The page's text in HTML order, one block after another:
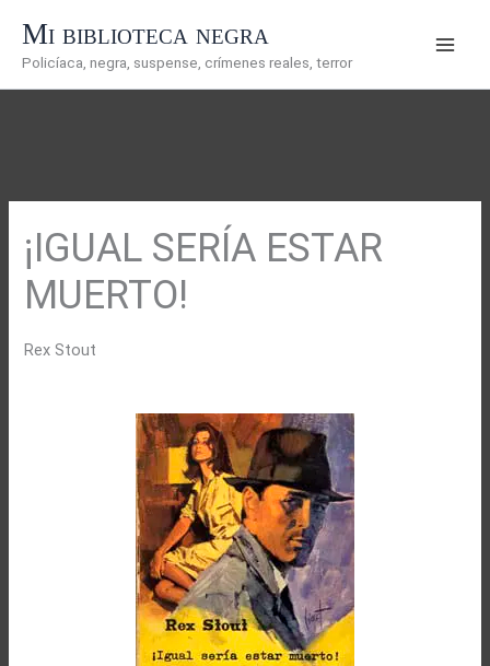
contenido
Mi biblioteca negra
Policíaca, negra, suspense, crímenes reales, terror
¡IGUAL SERÍA ESTAR
MUERTO!
Rex Stout